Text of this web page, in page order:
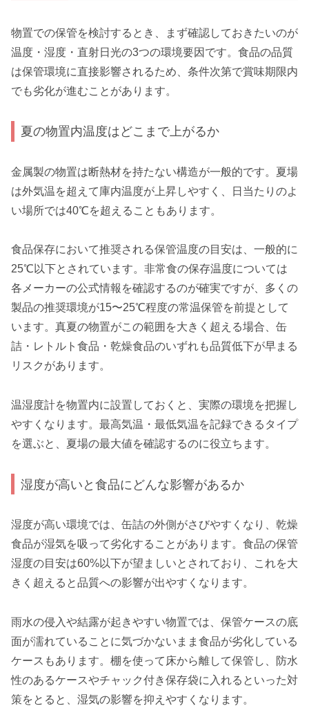
物置での保管を検討するとき、まず確認しておきたいのが
温度・湿度・直射日光の3つの環境要因です。食品の品質
は保管環境に直接影響されるため、条件次第で賞味期限内
でも劣化が進むことがあります。
夏の物置内温度はどこまで上がるか
金属製の物置は断熱材を持たない構造が一般的です。夏場
は外気温を超えて庫内温度が上昇しやすく、日当たりのよ
い場所では40℃を超えることもあります。
食品保存において推奨される保管温度の目安は、一般的に
25℃以下とされています。非常食の保存温度については
各メーカーの公式情報を確認するのが確実ですが、多くの
製品の推奨環境が15〜25℃程度の常温保管を前提として
います。真夏の物置がこの範囲を大きく超える場合、缶
詰・レトルト食品・乾燥食品のいずれも品質低下が早まる
リスクがあります。
温湿度計を物置内に設置しておくと、実際の環境を把握し
やすくなります。最高気温・最低気温を記録できるタイプ
を選ぶと、夏場の最大値を確認するのに役立ちます。
湿度が高いと食品にどんな影響があるか
湿度が高い環境では、缶詰の外側がさびやすくなり、乾燥
食品が湿気を吸って劣化することがあります。食品の保管
湿度の目安は60%以下が望ましいとされており、これを大
きく超えると品質への影響が出やすくなります。
雨水の侵入や結露が起きやすい物置では、保管ケースの底
面が濡れていることに気づかないまま食品が劣化している
ケースもあります。棚を使って床から離して保管し、防水
性のあるケースやチャック付き保存袋に入れるといった対
策をとると、湿気の影響を抑えやすくなります。